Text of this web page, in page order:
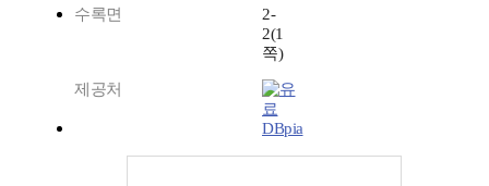
수록면
2-
2(1
쪽)
제공처
DBpia